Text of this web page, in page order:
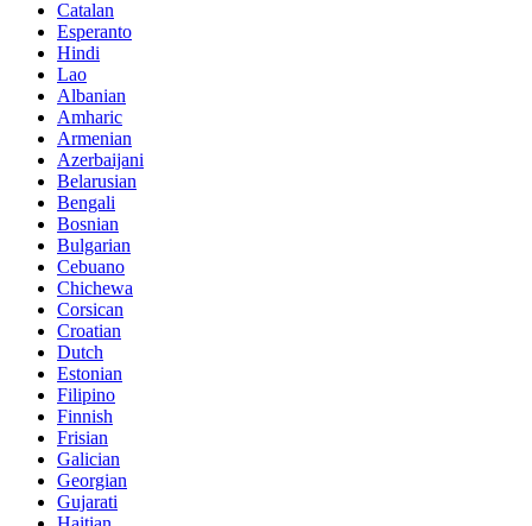
Catalan
Esperanto
Hindi
Lao
Albanian
Amharic
Armenian
Azerbaijani
Belarusian
Bengali
Bosnian
Bulgarian
Cebuano
Chichewa
Corsican
Croatian
Dutch
Estonian
Filipino
Finnish
Frisian
Galician
Georgian
Gujarati